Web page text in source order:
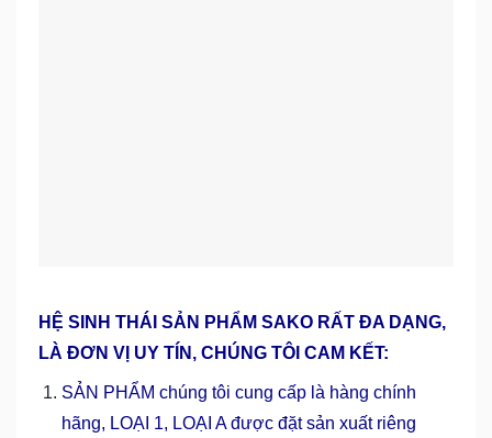
HỆ SINH THÁI SẢN PHẨM SAKO RẤT ĐA DẠNG,
LÀ ĐƠN VỊ UY TÍN, CHÚNG TÔI CAM KẾT:
SẢN PHẨM chúng tôi cung cấp là hàng chính
hãng, LOẠI 1, LOẠI A được đặt sản xuất riêng